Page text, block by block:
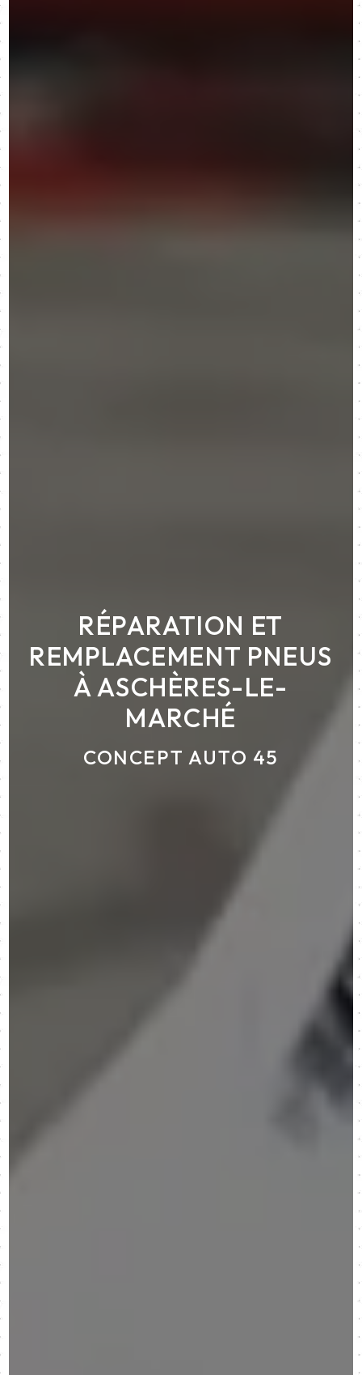
RÉPARATION ET
REMPLACEMENT PNEUS
À ASCHÈRES-LE-
MARCHÉ
CONCEPT AUTO 45